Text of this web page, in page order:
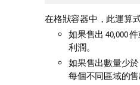
在格狀容器中，此運算
如果售出 40,000
利潤。
如果售出數量少於
每個不同區域的售